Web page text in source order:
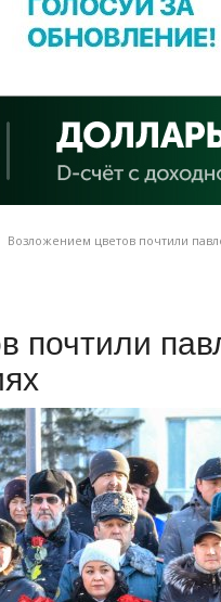
Возложением цветов почтили
почтили